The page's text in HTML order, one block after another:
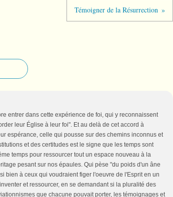
Témoigner de la Résurrection
entrer dans cette expérience de foi, qui y reconnaissent
leur Église à leur foi". Et au delà de cet accord à
espérance, celle qui pousse sur des chemins inconnus et
et des certitudes est le signe que les temps sont
temps pour ressourcer tout un espace nouveau à la
pesant sur nos épaules. Qui pèse "du poids d'un âne
bien à ceux qui voudraient figer l'oeuvre de l'Esprit en un
et ressourcer, en se demandant si la pluralité des
que chacune pouvait porter, les témoignages et